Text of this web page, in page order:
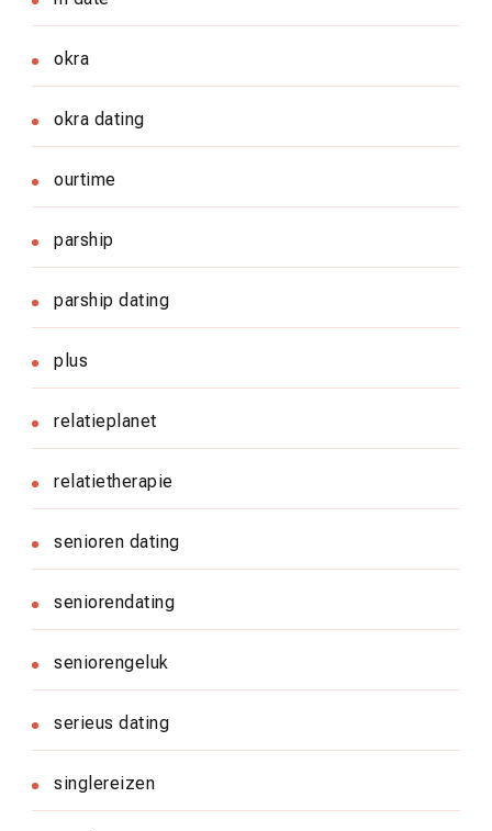
okra
okra dating
ourtime
parship
parship dating
plus
relatieplanet
relatietherapie
senioren dating
seniorendating
seniorengeluk
serieus dating
singlereizen